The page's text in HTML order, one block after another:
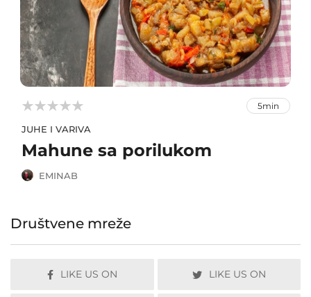


 5min
JUHE I VARIVA
Mahune sa porilukom
EMINAB
Društvene mreže
LIKE US ON LIKE US ON